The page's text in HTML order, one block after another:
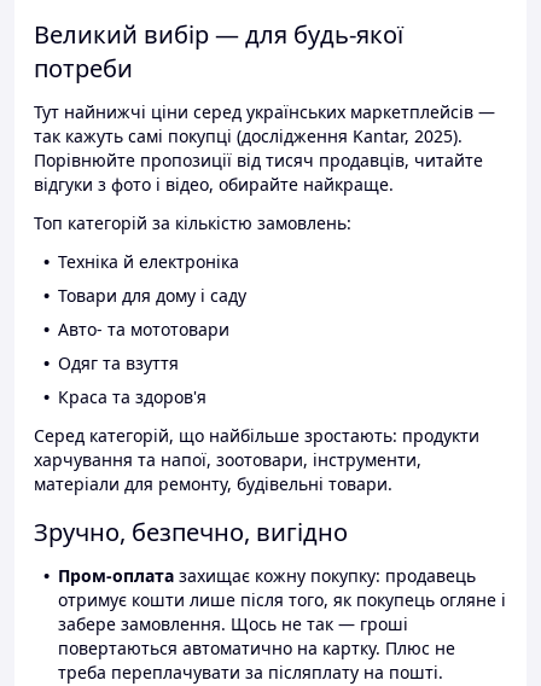
Великий вибір — для будь-якої
потреби
Тут найнижчі ціни серед українських маркетплейсів —
так кажуть самі покупці (дослідження Kantar, 2025).
Порівнюйте пропозиції від тисяч продавців, читайте
відгуки з фото і відео, обирайте найкраще.
Топ категорій за кількістю замовлень:
Техніка й електроніка
Товари для дому і саду
Авто- та мототовари
Одяг та взуття
Краса та здоров'я
Серед категорій, що найбільше зростають: продукти
харчування та напої, зоотовари, інструменти,
матеріали для ремонту, будівельні товари.
Зручно, безпечно, вигідно
Пром-оплата захищає кожну покупку: продавець
отримує кошти лише після того, як покупець огляне і
забере замовлення. Щось не так — гроші
повертаються автоматично на картку. Плюс не
треба переплачувати за післяплату на пошті.